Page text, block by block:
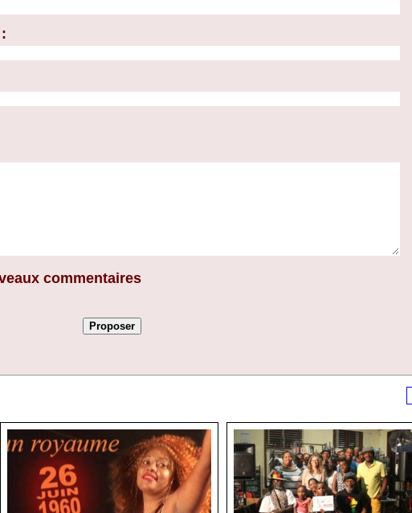
commentaires